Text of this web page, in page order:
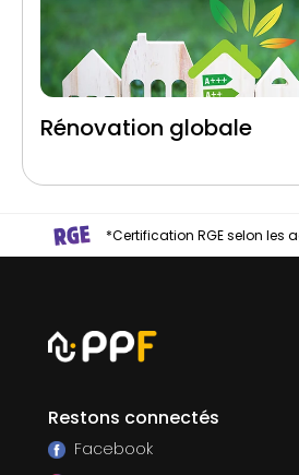
Rénovation globale
*Certification RGE selon les
Restons connectés
Facebook